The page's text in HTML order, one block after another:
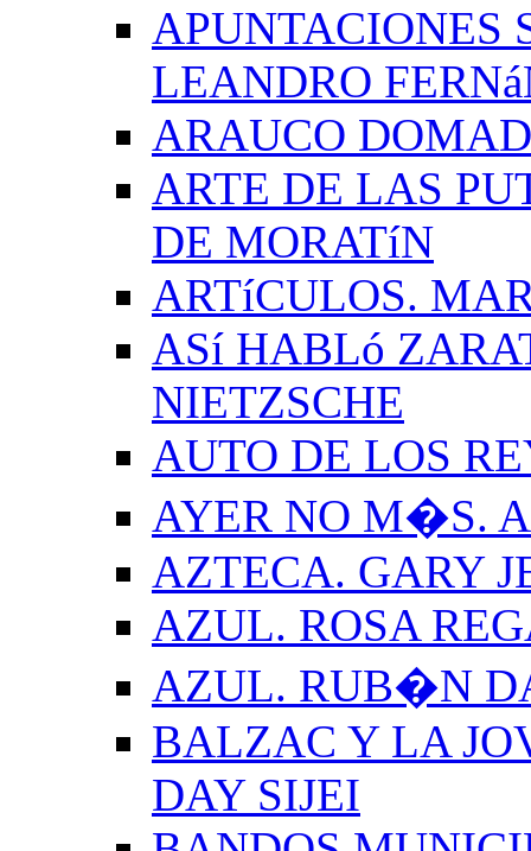
APUNTACIONES
LEANDRO
ARAUCO
ARTE DE LAS
DE MORATíN
ARTíCULOS.
ASí HABLó
NIETZSCHE
AUTO DE LOS
AYER NO M�S.
AZTECA. GARY
AZUL. ROSA
AZUL. RUB�N
BALZAC Y LA
DAY SIJEI